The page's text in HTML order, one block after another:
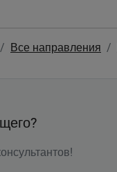
Все направления